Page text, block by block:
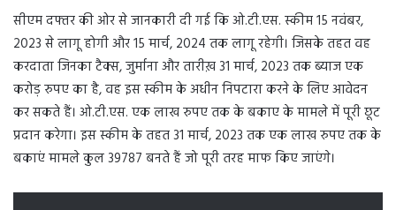
सीएम दफ्तर की ओर से जानकारी दी गई कि ओ.टी.एस. स्कीम 15 नवंबर,
2023 से लागू होगी और 15 मार्च, 2024 तक लागू रहेगी। जिसके तहत वह
करदाता जिनका टैक्स, जुर्माना और तारीख़ 31 मार्च, 2023 तक ब्याज एक
करोड़ रुपए का है, वह इस स्कीम के अधीन निपटारा करने के लिए आवेदन
कर सकते हैं। ओ.टी.एस. एक लाख रुपए तक के बकाए के मामले में पूरी छूट
प्रदान करेगा। इस स्कीम के तहत 31 मार्च, 2023 तक एक लाख रुपए तक के
बकाएं मामले कुल 39787 बनते हैं जो पूरी तरह माफ किए जाएंगे।